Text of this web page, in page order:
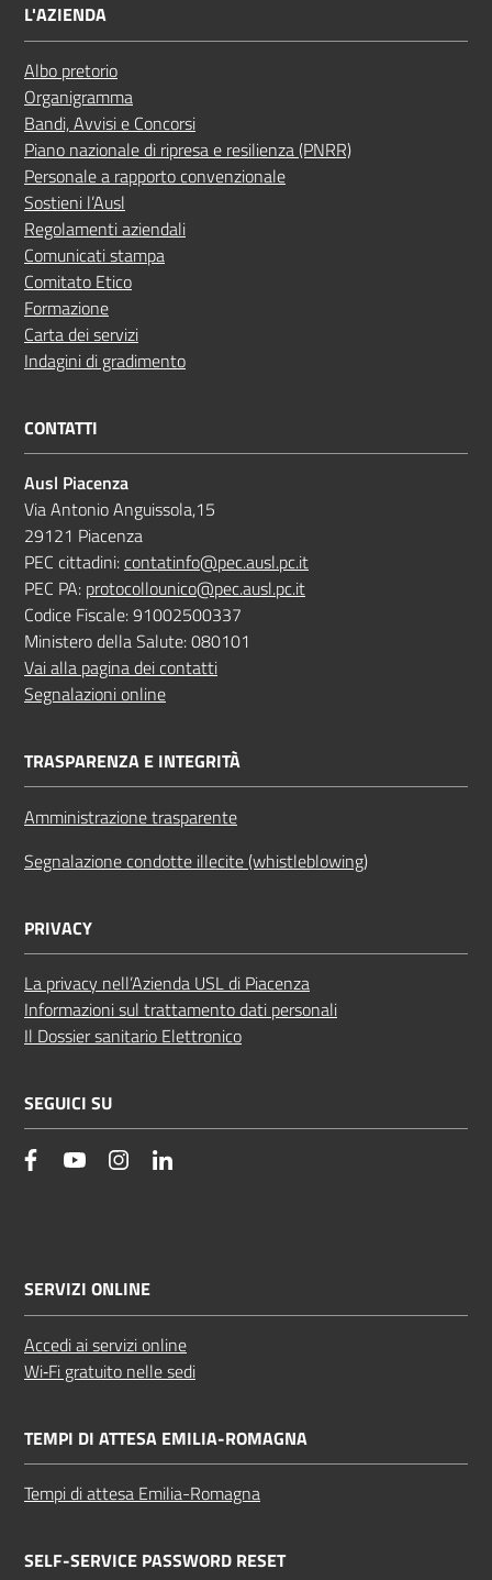
L'AZIENDA
Albo pretorio
Organigramma
Bandi, Avvisi e Concorsi
Piano nazionale di ripresa e resilienza (PNRR)
Personale a rapporto convenzionale
Sostieni l’Ausl
Regolamenti aziendali
Comunicati stampa
Comitato Etico
Formazione
Carta dei servizi
Indagini di gradimento
CONTATTI
Ausl Piacenza
Via Antonio Anguissola,15
29121 Piacenza
PEC cittadini:contatinfo@pec.ausl.pc.it
PEC PA: protocollounico@pec.ausl.pc.it
Codice Fiscale: 91002500337
Ministero della Salute: 080101
Vai alla pagina dei contatti
Segnalazioni online
TRASPARENZA E INTEGRITÀ
Amministrazione trasparente
Segnalazione condotte illecite (whistleblowing)
PRIVACY
La privacy nell’Azienda USL di Piacenza
Informazioni sul trattamento dati personali
Il Dossier sanitario Elettronico
SEGUICI SU
facebookYouTube Instagram
SERVIZI ONLINE
Accedi ai servizi online
Wi‑Fi gratuito nelle sedi
TEMPI DI ATTESA EMILIA-ROMAGNA
Tempi di attesa Emilia-Romagna
SELF-SERVICE PASSWORD RESET